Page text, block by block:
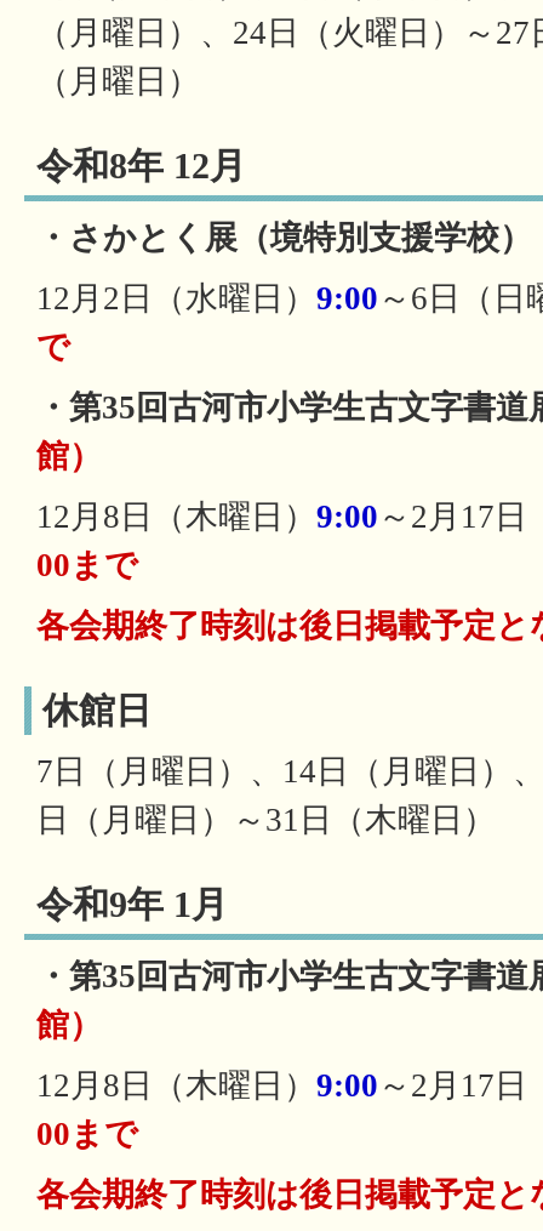
（月曜日）、24日（火曜日）～
（月曜日）
令和8年 12月
・さかとく展（境特別支援学校）
12月2日（水曜日） 9:00 ～6日（日
で
・第35回古河市小学生古文字書道
館）
12月8日（木曜日） 9:00 ～2月17日
00まで
各会期終了時刻は後日掲載予定と
休館日
7日（月曜日）、14日（月曜日）
日（月曜日）～31日（木曜日）
令和9年 1月
・第35回古河市小学生古文字書道
館）
12月8日（木曜日） 9:00 ～2月17日
00まで
各会期終了時刻は後日掲載予定と